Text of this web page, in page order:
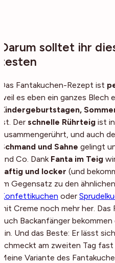
Darum solltet ihr
testen
Das Fantakuchen-Rezept ist
weil es eben ein ganzes
Kindergeburtstagen,
ist. Der schnelle Rührteig ist
zusammengerührt, und auch
Schmand und Sahne gelingt
und Co. Dank Fanta im Teig
saftig und locker (und
Im Gegensatz zu den
Konfettikuchen oder
mit Creme noch mehr her.
auch Backanfänger
hin. Und das Beste: Er lässt sich
schmeckt am zweiten Tag
Meine Variante des